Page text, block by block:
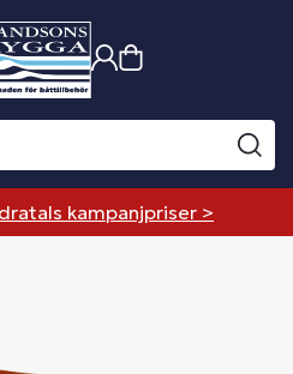
kampanjpriser >